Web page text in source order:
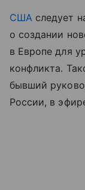
США следует
о создании
в Европе для
конфликта.
бывший
России, в